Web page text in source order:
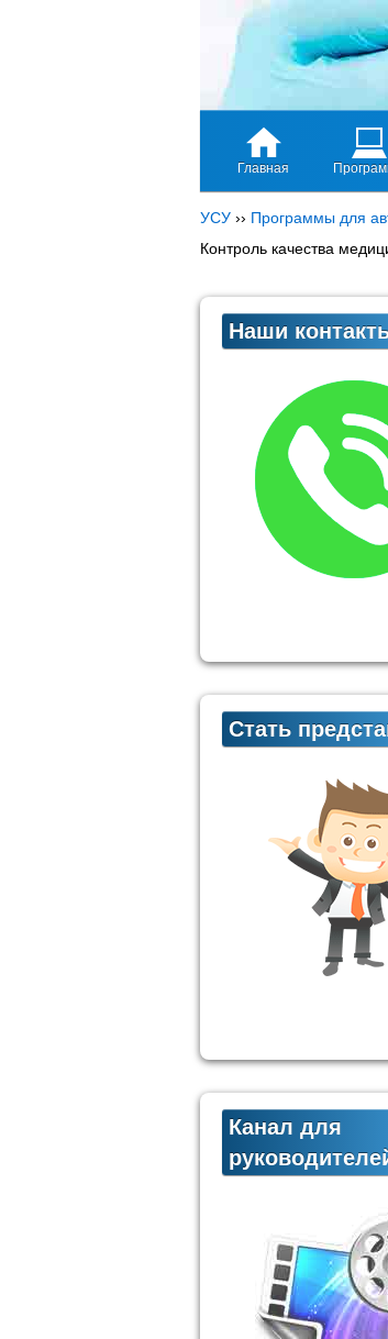
Главная
УСУ ›› Программы для
Контроль качества
Наши
Стать
Канал для